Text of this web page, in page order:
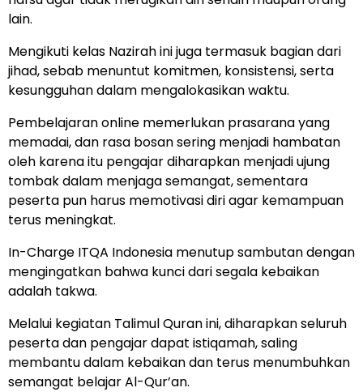
lain.
Mengikuti kelas Nazirah ini juga termasuk bagian dari
jihad, sebab menuntut komitmen, konsistensi, serta
kesungguhan dalam mengalokasikan waktu.
Pembelajaran online memerlukan prasarana yang
memadai, dan rasa bosan sering menjadi hambatan
oleh karena itu pengajar diharapkan menjadi ujung
tombak dalam menjaga semangat, sementara
peserta pun harus memotivasi diri agar kemampuan
terus meningkat.
In-Charge ITQA Indonesia menutup sambutan dengan
mengingatkan bahwa kunci dari segala kebaikan
adalah takwa.
Melalui kegiatan Talimul Quran ini, diharapkan seluruh
peserta dan pengajar dapat istiqamah, saling
membantu dalam kebaikan dan terus menumbuhkan
semangat belajar Al-Qur’an.